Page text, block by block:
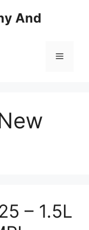
And
Menu
– 1.5L